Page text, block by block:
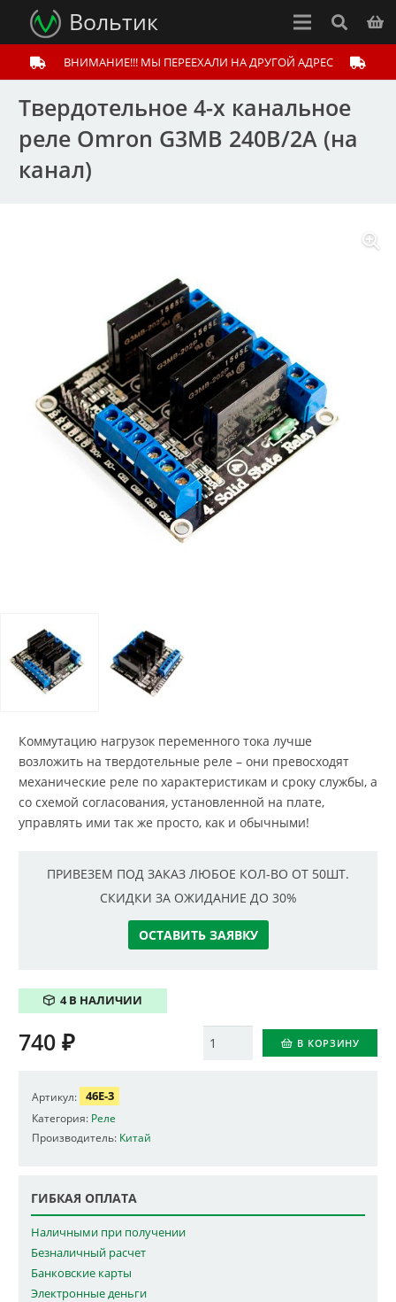
Вольтик
ВНИМАНИЕ!!! МЫ ПЕРЕЕХАЛИ НА ДРУГОЙ АДРЕС
Твердотельное 4-x канальное
реле Omron G3MB 240В/2А (на
канал)
Коммутацию нагрузок переменного тока лучше
возложить на твердотельные реле – они превосходят
механические реле по характеристикам и сроку службы, а
со схемой согласования, установленной на плате,
управлять ими так же просто, как и обычными!
ПРИВЕЗЕМ ПОД ЗАКАЗ ЛЮБОЕ КОЛ-ВО ОТ 50ШТ.
СКИДКИ ЗА ОЖИДАНИЕ ДО 30%
ОСТАВИТЬ ЗАЯВКУ
4 В НАЛИЧИИ
Количество В КОРЗИНУ
740 ₽
Артикул: 46E-3
Категория: Реле
Производитель: Китай
ГИБКАЯ ОПЛАТА
Наличными при получении
Безналичный расчет
Банковские карты
Электронные деньги